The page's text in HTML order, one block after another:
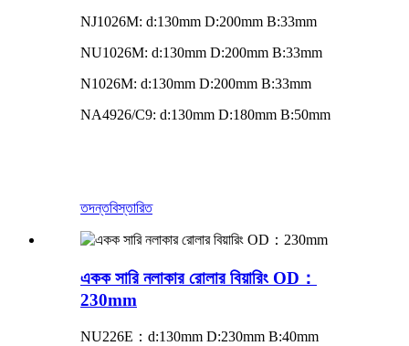
NJ1026M: d:130mm D:200mm B:33mm
NU1026M: d:130mm D:200mm B:33mm
N1026M: d:130mm D:200mm B:33mm
NA4926/C9: d:130mm D:180mm B:50mm
তদন্তবিস্তারিত
একক সারি নলাকার রোলার বিয়ারিং OD：
230mm
NU226E ： d:130mm D:230mm B:40mm